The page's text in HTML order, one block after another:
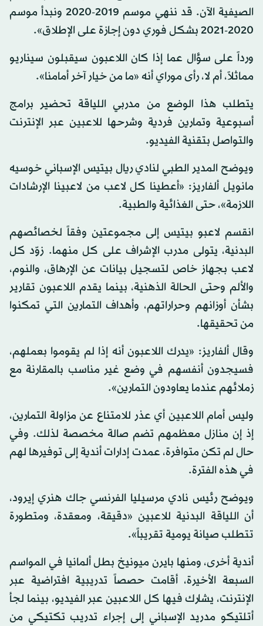
الصيفية الآن. قد ننهي موسم 2019-2020 ونبدأ موسم
2020-2021 بشكل فوري دون إجازة على الإطلاق».
ورداً على سؤال عما إذا كان اللاعبون سيقبلون سيناريو
مماثلاً، أم لا، رأى موراي أنه «ما من خيار آخر أمامنا».
يتطلب هذا الوضع من مدربي اللياقة تحضير برامج
أسبوعية وتمارين فردية وشرحها للاعبين عبر الإنترنت
والتواصل بتقنية الفيديو.
ويوضح المدير الطبي لنادي ريال بيتيس الإسباني خوسيه
مانويل ألفاريز: «أعطينا كل لاعب من لاعبينا الإرشادات
اللازمة»، حتى الغذائية والطبية.
انقسم لاعبو بيتيس إلى مجموعتين وفقاً لخصائصهم
البدنية، يتولى مدرب الإشراف على كل منهما. زوّد كل
لاعب بجهاز خاص لتسجيل بيانات عن الإرهاق، والنوم،
والألم وحتى الحالة الذهنية، بينما يقدم اللاعبون تقارير
بشأن أوزانهم وحراراتهم، وأهداف التمارين التي تمكنوا
من تحقيقها.
وقال ألفاريز: «يدرك اللاعبون أنه إذا لم يقوموا بعملهم،
فسيجدون أنفسهم في وضع غير مناسب بالمقارنة مع
زملائهم عندما يعاودون التمارين».
وليس أمام اللاعبين أي عذر للامتناع عن مزاولة التمارين،
إذ إن منازل معظمهم تضم صالة مخصصة لذلك. وفي
حال لم تكن متوافرة، عمدت إدارات أندية إلى توفيرها لهم
في هذه الفترة.
ويوضح رئيس نادي مرسيليا الفرنسي جاك هنري إيرود،
أن اللياقة البدنية للاعبين «دقيقة، ومعقدة، ومتطورة
تتطلب صيانة يومية تقريباً».
أندية أخرى، ومنها بايرن ميونيخ بطل ألمانيا في المواسم
السبعة الأخيرة، أقامت حصصاً تدريبية افتراضية عبر
الإنترنت، يشارك فيها كل اللاعبين عبر الفيديو، بينما لجأ
أتلتيكو مدريد الإسباني إلى إجراء تدريب تكتيكي من